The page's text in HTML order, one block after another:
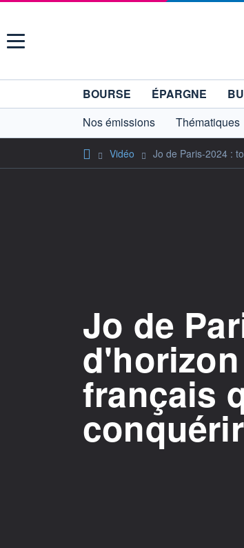
Menu
BOURSE ÉPARGNE
Nos émissions
Thématiques
Vidéo Jo de Paris-2024 :
Jo de
français